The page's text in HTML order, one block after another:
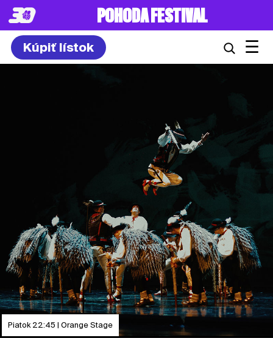
POHODA FESTIVAL
Kúpiť lístok ☰
Piatok 22:45 | Orange Stage